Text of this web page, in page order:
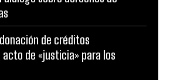
de créditos
de «justicia» para los